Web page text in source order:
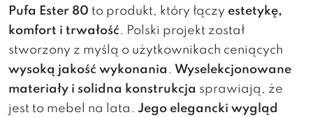
Pufa Ester 80 to produkt, który łączy estetykę,
komfort i trwałość. Polski projekt został
stworzony z myślą o użytkownikach ceniących
wysoką jakość wykonania . Wyselekcjonowane
materiały i solidna konstrukcja sprawiają, że
jest to mebel na lata. Jego elegancki wygląd